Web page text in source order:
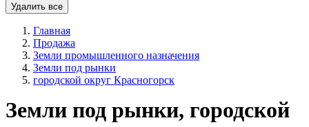
Удалить все
Главная
Продажа
Земли промышленного назначения
Земли под рынки
городской округ Красногорск
Земли под рынки, городской